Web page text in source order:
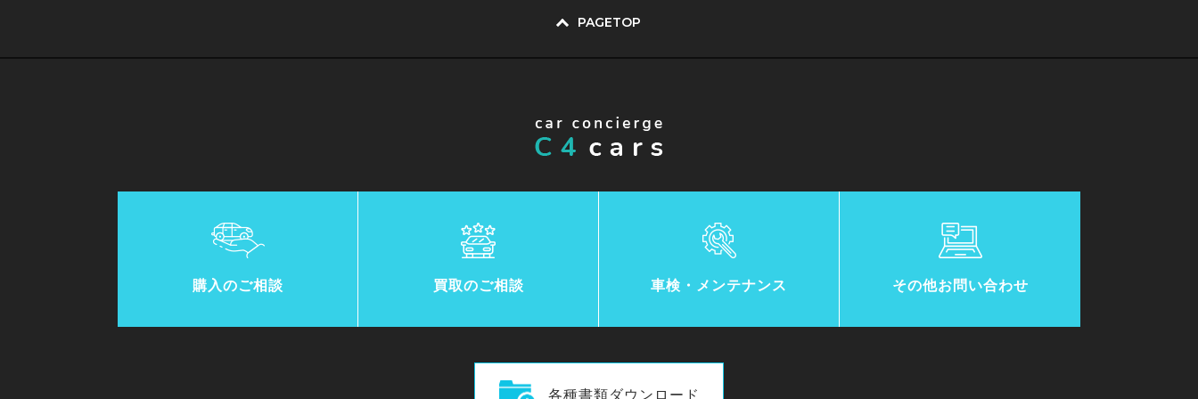
PAGETOP
購入のご相談 買取のご相談 車検・メンテナンス その他お問い合わせ
各種書類ダウンロード